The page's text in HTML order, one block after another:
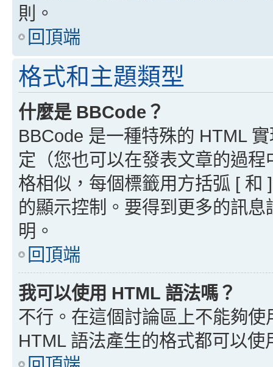
則。
回頂端
格式和主題類型
什麼是 BBCode？
BBCode 是一種特殊的 HTML
定（您也可以在發表文章的過
格相似，每個標籤用方括弧 [ 和
的顯示控制。要得到更多的訊
明。
回頂端
我可以使用 HTML 語法嗎？
不行。在這個討論區上不能夠
HTML 語法產生的格式都可以